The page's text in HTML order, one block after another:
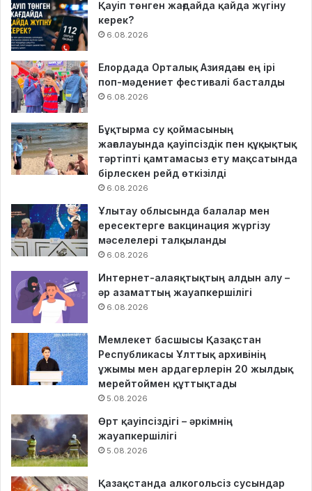
Қауіп төнген жағдайда қайда жүгіну
керек?
6.08.2026
Елордада Орталық Азиядағы ең ірі
поп-мәдениет фестивалі басталды
6.08.2026
Бұқтырма су қоймасының
жағалауында қауіпсіздік пен құқықтық
тәртіпті қамтамасыз ету мақсатында
бірлескен рейд өткізілді
6.08.2026
Ұлытау облысында балалар мен
ересектерге вакцинация жүргізу
мәселелері талқыланды
6.08.2026
Интернет-алаяқтықтың алдын алу –
әр азаматтың жауапкершілігі
6.08.2026
Мемлекет басшысы Қазақстан
Республикасы Ұлттық архивінің
ұжымы мен ардагерлерін 20 жылдық
мерейтоймен құттықтады
5.08.2026
Өрт қауіпсіздігі – әркімнің
жауапкершілігі
5.08.2026
Қазақстанда алкогольсіз сусындар